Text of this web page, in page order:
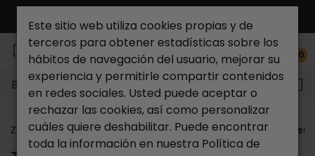
0
Buscar...
Zapateria Catchalot Tiendas Tienda de zapatos
Este sitio web utiliza cookies propias y de
terceros para obtener estadísticas sobre los
hábitos de navegación del usuario, mejorar su
experiencia y permitirle compartir contenidos
en redes sociales. Usted puede aceptar o
rechazar las cookies, así como personalizar
cuáles quiere deshabilitar. Puede encontrar
toda la información en nuestra Política de